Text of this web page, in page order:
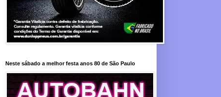
Neste sábado a melhor festa anos 80 de São Paulo